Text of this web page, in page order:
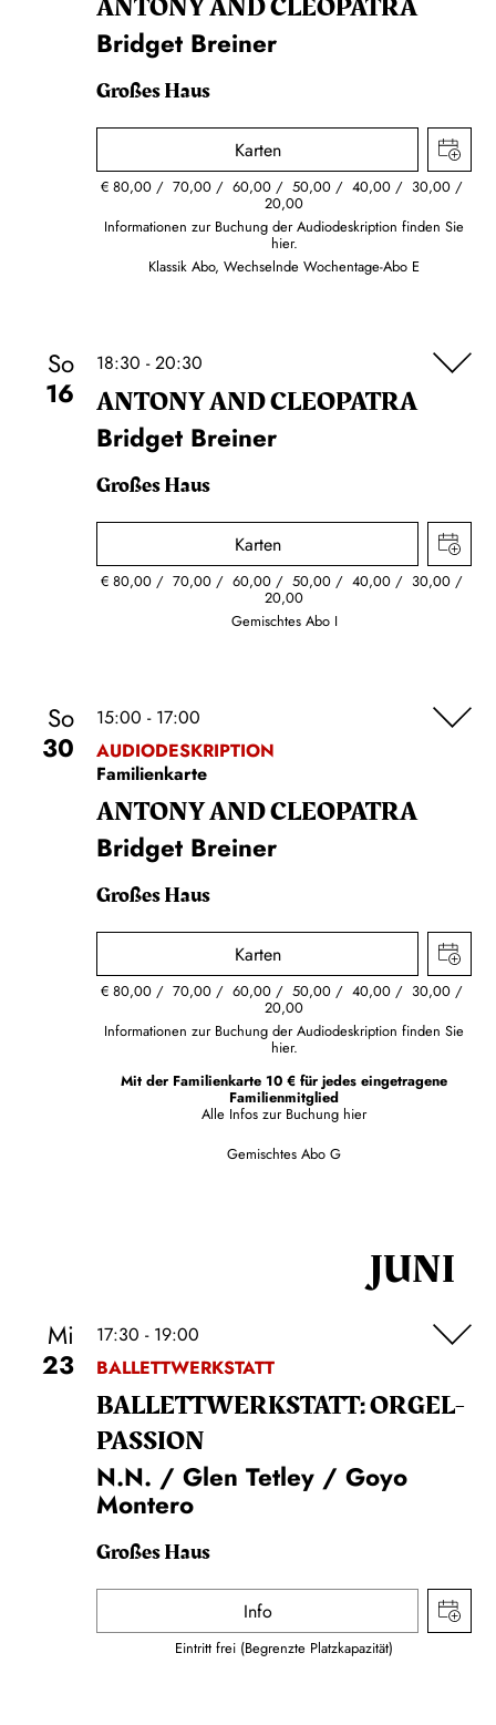
Bridget Breiner
Großes Haus
Karten
€80,00 70,00 60,00 50,00 40,00 30,00
20,00
Informationen zur Buchung der Audiodeskription finden Sie
hier.
Klassik Abo, Wechselnde Wochentage-Abo E
So
16
18:30 - 20:30
ANTONY AND CLEOPATRA
Bridget Breiner
Großes Haus
Karten
€80,00 70,00 60,00 50,00 40,00 30,00
20,00
Gemischtes Abo I
So
30
15:00 - 17:00
AUDIODESKRIPTION
Familienkarte
ANTONY AND CLEOPATRA
Bridget Breiner
Großes Haus
Karten
€80,00 70,00 60,00 50,00 40,00 30,00
20,00
Informationen zur Buchung der Audiodeskription finden Sie
hier.
Mit der Familienkarte 10 € für jedes eingetragene
Familienmitglied
Alle Infos zur Buchung hier
Gemischtes Abo G
JUNI
Mi
23
17:30 - 19:00
BALLETTWERKSTATT
BALLETT­WERKSTATT: ORGEL­
PASSION
N.N. / Glen Tetley / Goyo
Montero
Großes Haus
Info
Eintritt frei (Begrenzte Platzkapazität)